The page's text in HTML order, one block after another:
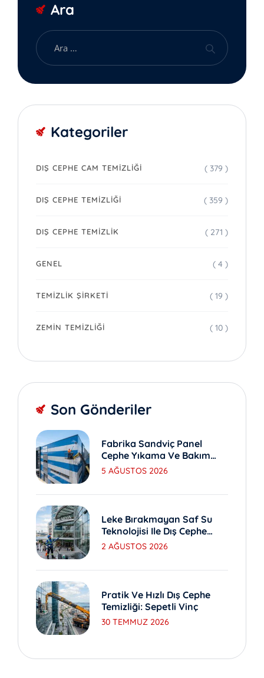
Ara
Kategoriler
DIŞ CEPHE CAM TEMIZLIĞI ( 379 )
DIŞ CEPHE TEMIZLIĞI ( 359 )
DIŞ CEPHE TEMIZLIK ( 271 )
GENEL ( 4 )
TEMIZLIK ŞIRKETI ( 19 )
ZEMIN TEMIZLIĞI ( 10 )
Son Gönderiler
Fabrika Sandviç Panel
Cephe Yıkama Ve Bakım
Yöntemleri
5 AĞUSTOS 2026
Leke Bırakmayan Saf Su
Teknolojisi Ile Dış Cephe
Yıkama
2 AĞUSTOS 2026
Pratik Ve Hızlı Dış Cephe
Temizliği: Sepetli Vinç
30 TEMMUZ 2026